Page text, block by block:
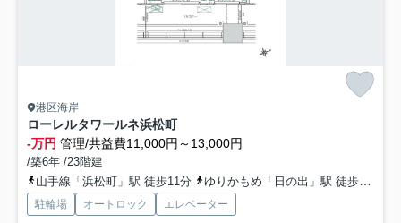
港区海岸
ローレルタワールネ浜松町
-万円 管理/共益費11,000円～13,000円
/築6年 /23階建
山手線「浜松町」駅 徒歩11分
ゆりかもめ「日の出」駅 徒歩2分
駐輪場 オートロック エレベーター